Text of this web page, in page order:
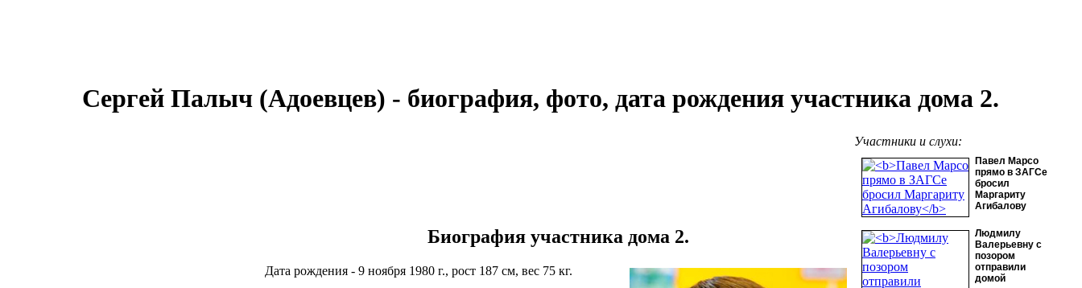
Сергей Палыч (Адоевцев) - биография, фото, дата рождения участника дома 2.
Участники и слухи:
Павел Марсо
прямо в ЗАГСе
бросил
Маргариту
Агибалову
Людмилу
Валерьевну с
позором
отправили
домой
Биография участника дома 2.
Дата рождения - 9 ноября 1980 г., рост 187 см, вес 75 кг.